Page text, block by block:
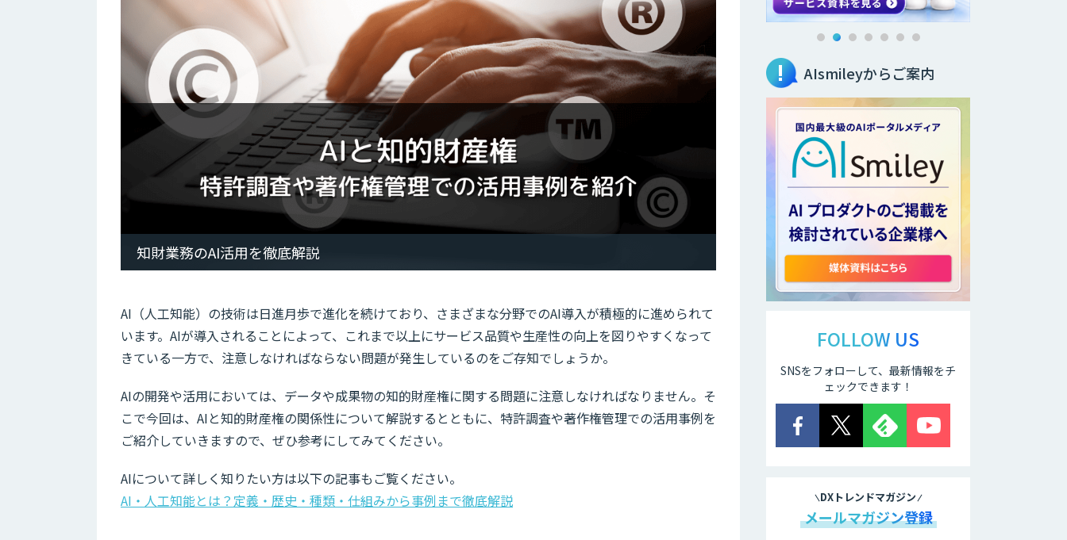
知財業務のAI活用を徹底解説
AI（人工知能）の技術は日進月歩で進化を続けており、さまざまな分野でのAI導入が積極的に進められて
います。AIが導入されることによって、これまで以上にサービス品質や生産性の向上を図りやすくなって
きている一方で、注意しなければならない問題が発生しているのをご存知でしょうか。
AIの開発や活用においては、データや成果物の知的財産権に関する問題に注意しなければなりません。そ
こで今回は、AIと知的財産権の関係性について解説するとともに、特許調査や著作権管理での活用事例を
ご紹介していきますので、ぜひ参考にしてみてください。
AIについて詳しく知りたい方は以下の記事もご覧ください。
AI・人工知能とは？定義・歴史・種類・仕組みから事例まで徹底解説
AIsmileyからご案内
FOLLOW US
SNSをフォローして、最新情報をチ
ェックできます！
DXトレンドマガジン
メールマガジン登録